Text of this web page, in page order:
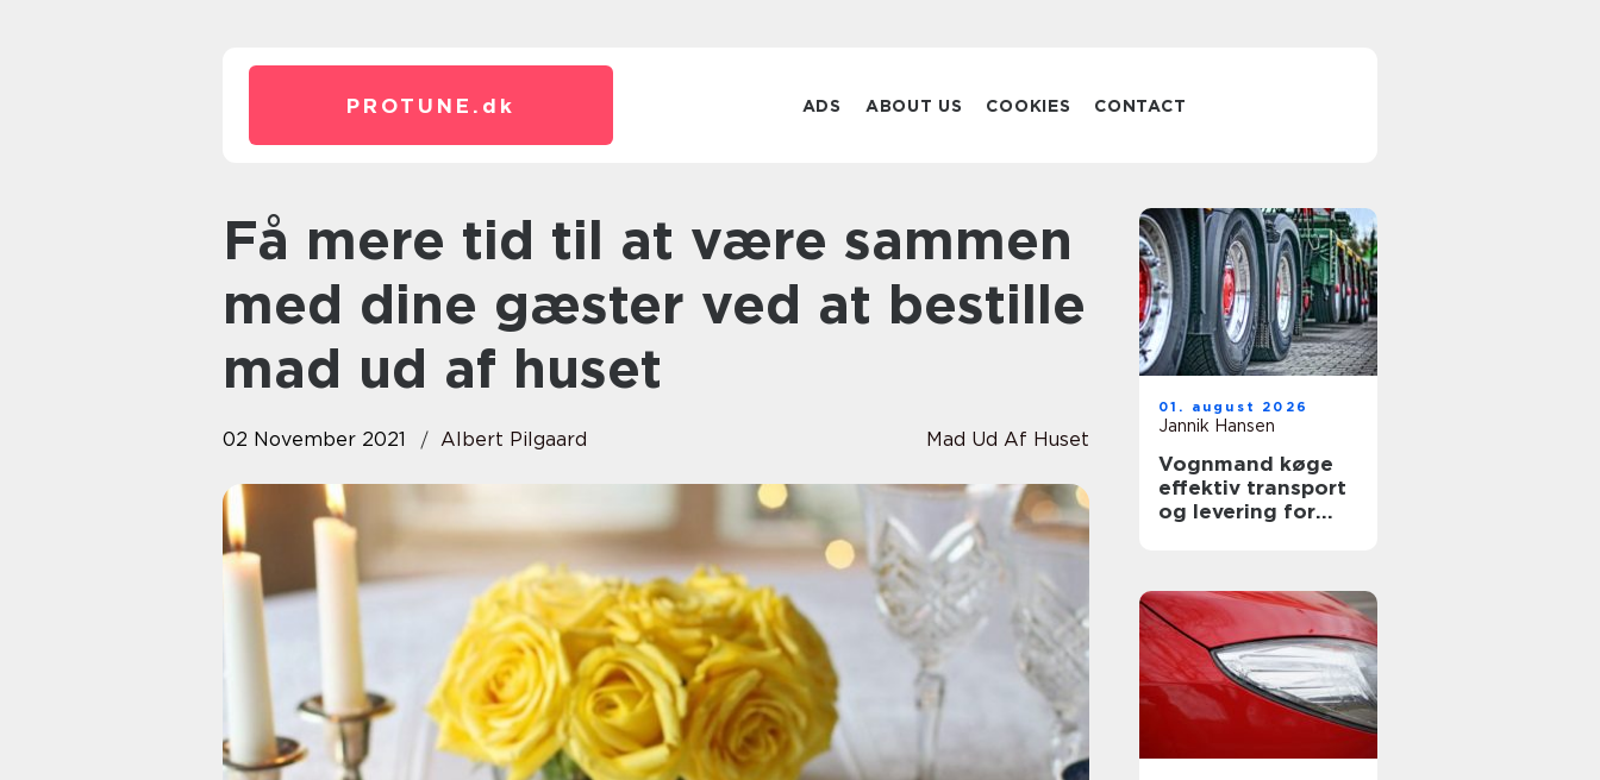
PROTUNE. dk ADS ABOUT US COOKIES CONTACT
Få mere tid til at være sammen
med dine gæster ved at bestille
mad ud af huset
02 November 2021 Albert Pilgaard Mad Ud Af Huset
01. august 2026
Jannik Hansen
Vognmand køge
effektiv transport
og levering for